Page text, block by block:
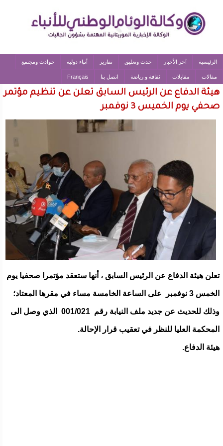
الرئيسية آخر الأخبار حدث وتعليق تقارير أنباء دولية حوادث ومجتمع
مقالات مقابلات ثقافة و رياضة اتصل بنا Français
هيئة الدفاع عن الرئيس السابق تعلن عن تنظيم مؤتمر
صحفي يوم الخميس 3 نوفمبر
تعلن هيئة الدفاع عن الرئيس السابق ، أنها ستعقد مؤتمرا صحفيا يوم
الخمس 3 نوفمبر على الساعة الخامسة مساء في مقرها المعتاد؛
وذلك للحديث عن جديد ملف النيابة رقم 001/021 الذي وصل الى
المحكمة العليا للنظر في تعقيب قرار الإحالة.
هيئة الدفاع.